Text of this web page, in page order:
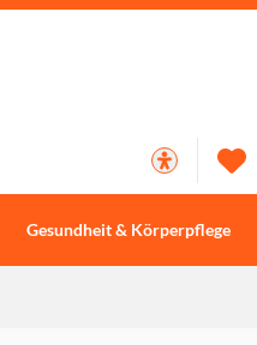
Gesundheit & Körperpflege